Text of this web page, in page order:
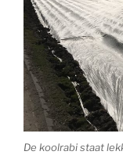
De koolrabi staat